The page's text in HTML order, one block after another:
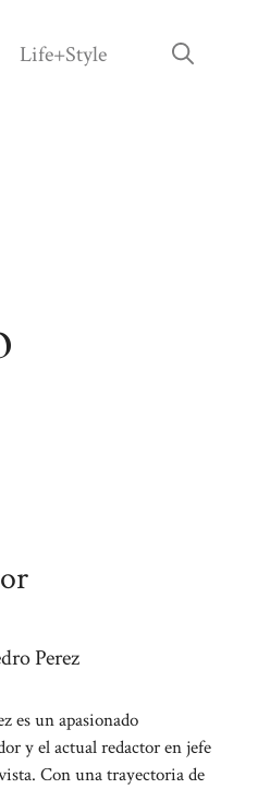
Life+Style
Perez
es un apasionado
y el actual redactor en jefe
Con una trayectoria de